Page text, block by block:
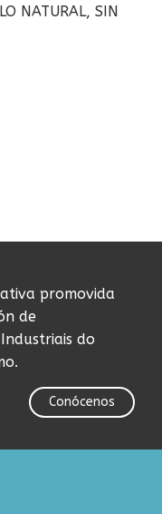
NATURAL, SIN
promovida
de
do
Conócenos